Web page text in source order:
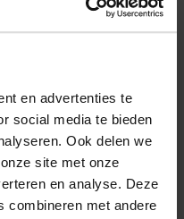
en advertenties te
social media te bieden
Ook delen we
site met onze
en analyse. Deze
combineren met andere
aussi acheté